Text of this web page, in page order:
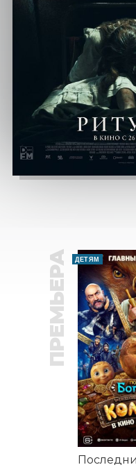
ПРЕМЬЕРА ДЕТЯМ